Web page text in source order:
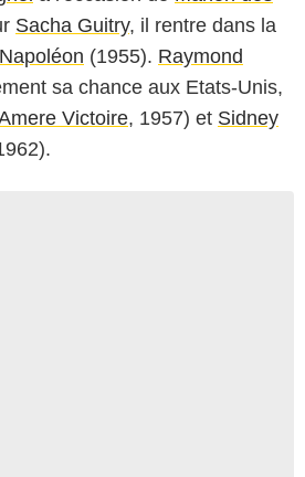
Sacha Guitry, il rentre dans la
Napoléon (1955). Raymond
sa chance aux Etats-Unis,
Victoire, 1957) et Sidney